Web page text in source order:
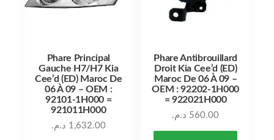
Phare Principal
Gauche H7/H7 Kia
Cee’d (ED) Maroc De
06 À 09 – OEM :
92101-1H000 =
921011H000
1,632.00 د.م.
Phare Antibrouillard
Droit Kia Cee’d (ED)
Maroc De 06 À 09 –
OEM : 92202-1H000
= 922021H000
560.00 د.م.